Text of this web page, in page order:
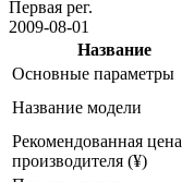
Первая рег.
2009-08-01
Название
Основные параметры
Название модели
Рекомендованная цена
производителя (¥)